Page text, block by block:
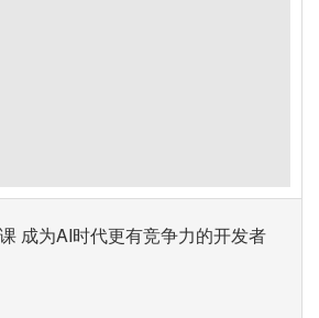
成为AI时代更有竞争力的开发者